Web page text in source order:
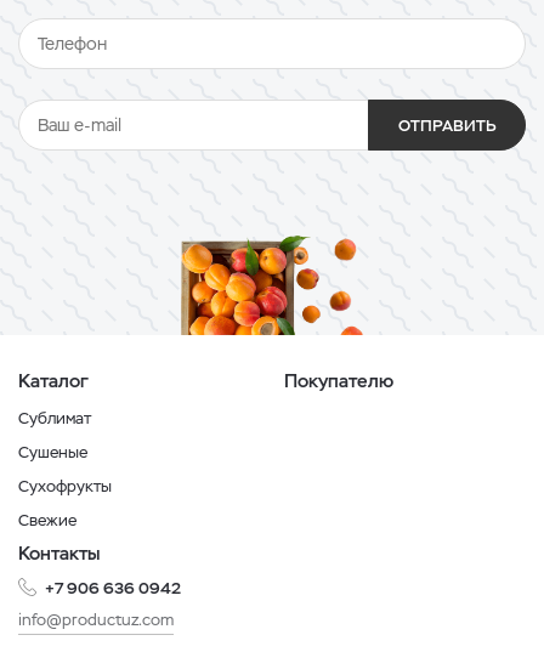
ОТПРАВИТЬ
Каталог
Сублимат
Сушеные
Сухофрукты
Свежие
Покупателю
Контакты
+7 906 636 0942
info@productuz.com